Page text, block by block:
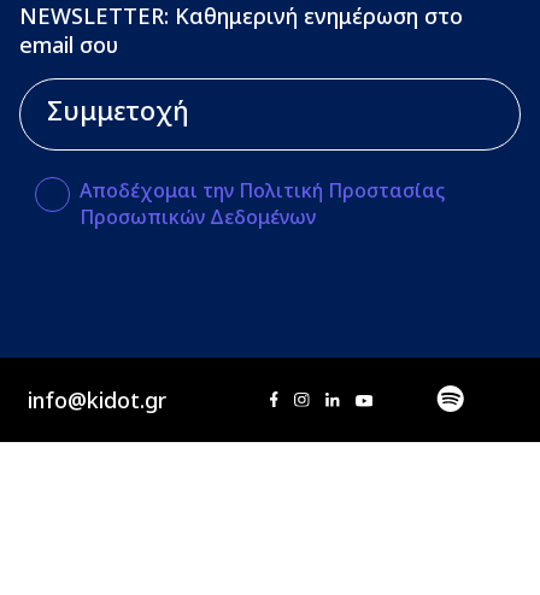
NEWSLETTER: Καθημερινή ενημέρωση στο
email σου
Αποδέχομαι την Πολιτική Προστασίας
Προσωπικών Δεδομένων
info@kidot.gr